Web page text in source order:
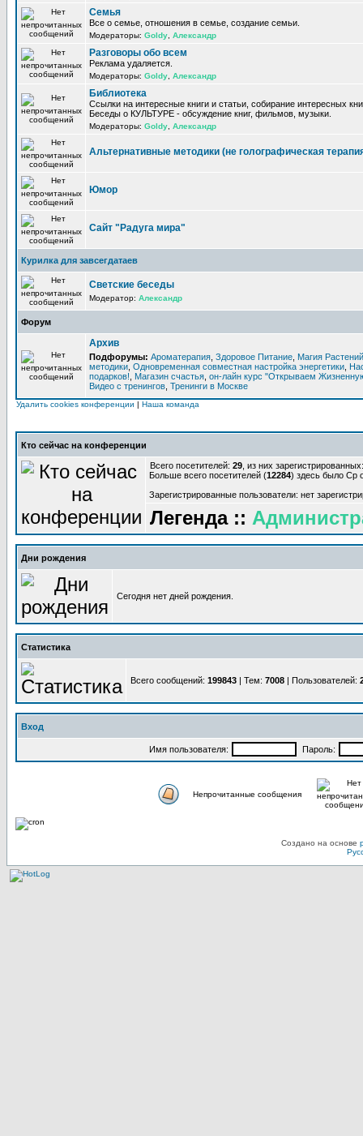
Семья
Все о семье, отношения в семье, создание семьи.
Модераторы: Goldy Александр
Разговоры обо всем
Реклама удаляется.
Модераторы: Goldy Александр
Библиотека
Ссылки на интересные книги и статьи, собирание интересных
Беседы о КУЛЬТУРЕ - обсуждение книг, фильмов, музыки.
Модераторы: Goldy Александр
Альтернативные методики (не голографическая
Юмор
Сайт "Радуга мира"
Курилка для завсегдатаев
Светские беседы
Модератор: Александр
Форум
Архив
Подфорумы: Ароматерапия Здоровое Питание Магия Растений
методики Одновременная совместная настройка энергетики
подарков!
Магазин счастья он-лайн курс "Открываем
Видео с тренингов Тренинги в Москве
Удалить cookies конференции | Наша команда
Кто сейчас на конференции
Всего посетителей: 29 , из них
Больше всего посетителей (12284) здесь было Ср
Зарегистрированные пользователи: нет
Легенда ::
Дни рождения
Сегодня нет дней рождения.
Статистика
Всего сообщений: 199843 | Тем: 7008 | Пользователей:
Вход
Имя пользователя: Пароль:
Непрочитанные сообщения
Создано на основе